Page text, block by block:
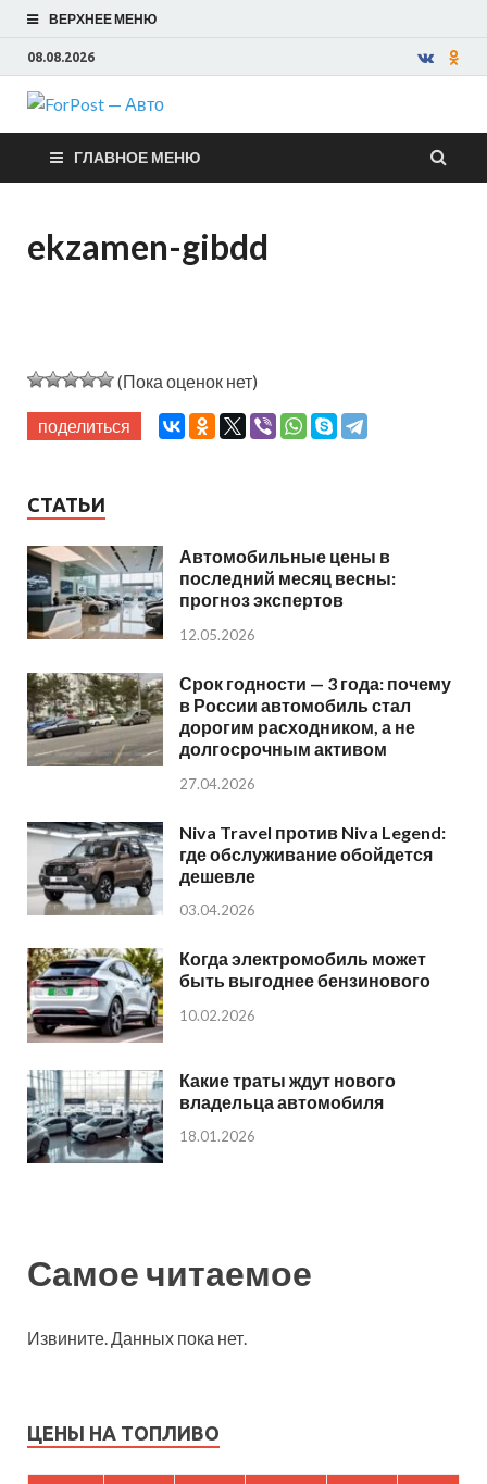
ВЕРХНЕЕ МЕНЮ
08.08.2026
ForPost —
Авто
ГЛАВНОЕ МЕНЮ
ekzamen-gibdd
(Пока оценок нет)
поделиться
СТАТЬИ
Автомобильные цены в
последний месяц весны:
прогноз экспертов
12.05.2026
Срок годности — 3 года: почему
в России автомобиль стал
дорогим расходником, а не
долгосрочным активом
27.04.2026
Niva Travel против Niva Legend:
где обслуживание обойдется
дешевле
03.04.2026
Когда электромобиль может
быть выгоднее бензинового
10.02.2026
Какие траты ждут нового
владельца автомобиля
18.01.2026
Самое читаемое
Извините. Данных пока нет.
ЦЕНЫ НА ТОПЛИВО